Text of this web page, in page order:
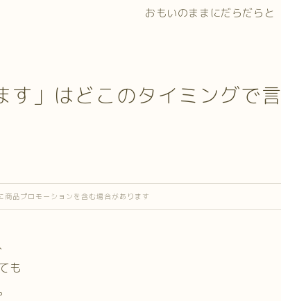
おもいのままにだらだらと
す」はどこのタイミングで言
商品プロモーションを含む場合があります
も